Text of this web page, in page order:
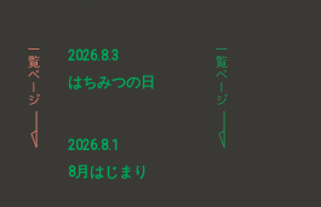
2026.8.3
はちみつの日
2026.8.1
8月はじまり